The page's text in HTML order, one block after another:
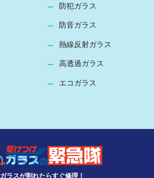
防犯ガラス
防音ガラス
熱線反射ガラス
高透過ガラス
エコガラス
ガラスが割れたらすぐ修理！